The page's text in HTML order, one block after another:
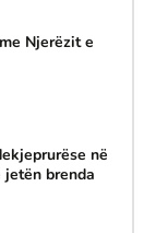
Njerëzit e
në
jetën brenda